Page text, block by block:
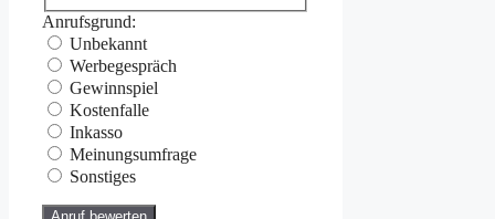
Anrufsgrund:
Unbekannt
Werbegespräch
Gewinnspiel
Kostenfalle
Inkasso
Meinungsumfrage
Sonstiges